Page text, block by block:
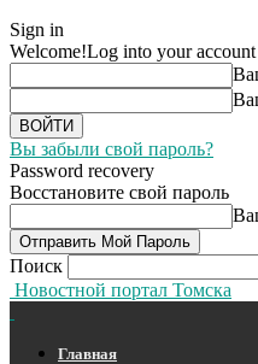
Sign in
Welcome!Log into your account
Вы забыли свой пароль?
Password recovery
Восстановите свой пароль
Поиск
Новостной портал Томска
Главная